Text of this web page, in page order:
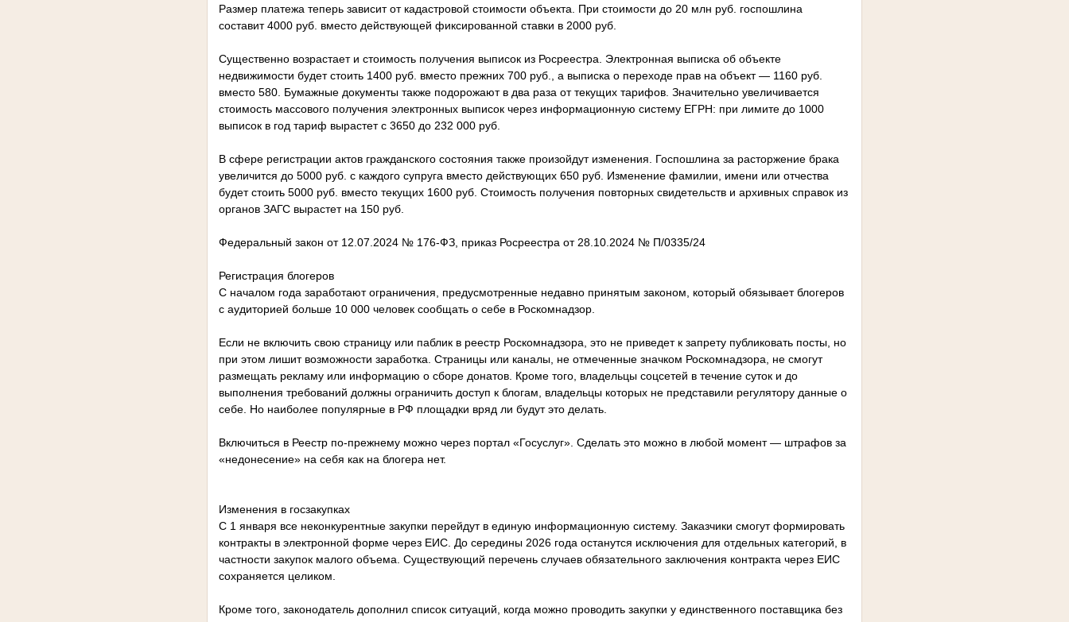
Размер платежа теперь зависит от кадастровой стоимости объекта. При стоимости до 20 млн руб. госпошлина
составит 4000 руб. вместо действующей фиксированной ставки в 2000 руб.
Существенно возрастает и стоимость получения выписок из Росреестра. Электронная выписка об объекте
недвижимости будет стоить 1400 руб. вместо прежних 700 руб., а выписка о переходе прав на объект — 1160 руб.
вместо 580. Бумажные документы также подорожают в два раза от текущих тарифов. Значительно увеличивается
стоимость массового получения электронных выписок через информационную систему ЕГРН: при лимите до 1000
выписок в год тариф вырастет с 3650 до 232 000 руб.
В сфере регистрации актов гражданского состояния также произойдут изменения. Госпошлина за расторжение брака
увеличится до 5000 руб. с каждого супруга вместо действующих 650 руб. Изменение фамилии, имени или отчества
будет стоить 5000 руб. вместо текущих 1600 руб. Стоимость получения повторных свидетельств и архивных справок из
органов ЗАГС вырастет на 150 руб.
Федеральный закон от 12.07.2024 № 176-ФЗ, приказ Росреестра от 28.10.2024 № П/0335/24
Регистрация блогеров
С началом года заработают ограничения, предусмотренные недавно принятым законом, который обязывает блогеров
с аудиторией больше 10 000 человек сообщать о себе в Роскомнадзор.
Если не включить свою страницу или паблик в реестр Роскомнадзора, это не приведет к запрету публиковать посты, но
при этом лишит возможности заработка. Страницы или каналы, не отмеченные значком Роскомнадзора, не смогут
размещать рекламу или информацию о сборе донатов. Кроме того, владельцы соцсетей в течение суток и до
выполнения требований должны ограничить доступ к блогам, владельцы которых не представили регулятору данные о
себе. Но наиболее популярные в РФ площадки вряд ли будут это делать.
Включиться в Реестр по-прежнему можно через портал «Госуслуг». Сделать это можно в любой момент — штрафов за
«недонесение» на себя как на блогера нет.
Изменения в госзакупках
С 1 января все неконкурентные закупки перейдут в единую информационную систему. Заказчики смогут формировать
контракты в электронной форме через ЕИС. До середины 2026 года останутся исключения для отдельных категорий, в
частности закупок малого объема. Существующий перечень случаев обязательного заключения контракта через ЕИС
сохраняется целиком.
Кроме того, законодатель дополнил список ситуаций, когда можно проводить закупки у единственного поставщика без